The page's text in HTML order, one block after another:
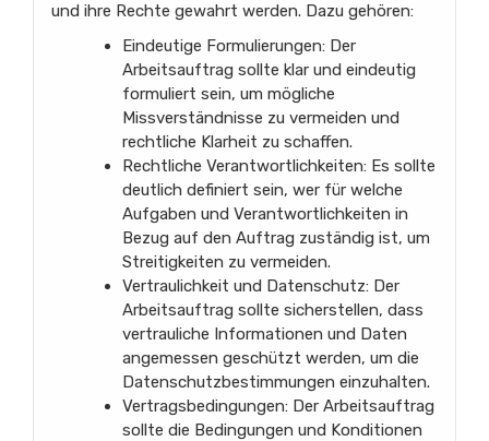
und ihre Rechte gewahrt werden. Dazu gehören:
Eindeutige Formulierungen: Der
Arbeitsauftrag sollte klar und eindeutig
formuliert sein, um mögliche
Missverständnisse zu vermeiden und
rechtliche Klarheit zu schaffen.
Rechtliche Verantwortlichkeiten: Es sollte
deutlich definiert sein, wer für welche
Aufgaben und Verantwortlichkeiten in
Bezug auf den Auftrag zuständig ist, um
Streitigkeiten zu vermeiden.
Vertraulichkeit und Datenschutz: Der
Arbeitsauftrag sollte sicherstellen, dass
vertrauliche Informationen und Daten
angemessen geschützt werden, um die
Datenschutzbestimmungen einzuhalten.
Vertragsbedingungen: Der Arbeitsauftrag
sollte die Bedingungen und Konditionen